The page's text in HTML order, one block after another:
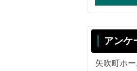
アンケ
矢吹町ホ